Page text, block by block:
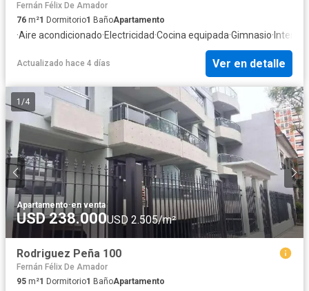
Fernán Félix De Amador
76 m²1 Dormitorio1 BañoApartamento
·Aire acondicionado·Electricidad·Cocina equipada·Gimnasio· Internet
Actualizado hace 4 días Ver en detalle
1 /4
Apartamento·en venta
USD 238.000USD 2.505/m²
Rodriguez Peña 100
Fernán Félix De Amador
95 m²1 Dormitorio1 BañoApartamento